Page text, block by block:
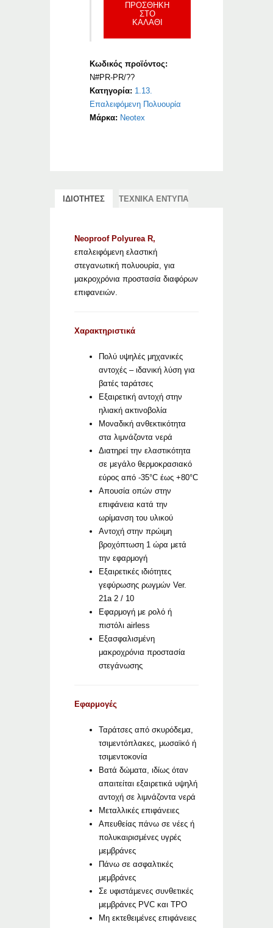
ΠΡΟΣΘΉΚΗ
ΣΤΟ
ΚΑΛΆΘΙ
Κωδικός προϊόντος:
N#PR-PR/??
Κατηγορία: 1.13.
Επαλειφόμενη Πολυουρία
Μάρκα: Neotex
ΙΔΙΟΤΗΤΕΣ ΤΕΧΝΙΚΑ ΕΝΤΥΠΑ
Neoproof Polyurea R,
επαλειφόμενη ελαστική
στεγανωτική πολυουρία, για
μακροχρόνια προστασία διαφόρων
επιφανειών.
Χαρακτηριστικά
Πολύ υψηλές μηχανικές
αντοχές – ιδανική λύση για
βατές ταράτσες
Εξαιρετική αντοχή στην
ηλιακή ακτινοβολία
Μοναδική ανθεκτικότητα
στα λιμνάζοντα νερά
Διατηρεί την ελαστικότητα
σε μεγάλο θερμοκρασιακό
εύρος από -35°C έως +80°C
Απουσία οπών στην
επιφάνεια κατά την
ωρίμανση του υλικού
Αντοχή στην πρώιμη
βροχόπτωση 1 ώρα μετά
την εφαρμογή
Εξαιρετικές ιδιότητες
γεφύρωσης ρωγμών Ver.
21a 2 / 10
Εφαρμογή με ρολό ή
πιστόλι airless
Εξασφαλισμένη
μακροχρόνια προστασία
στεγάνωσης
Εφαρμογές
Ταράτσες από σκυρόδεμα,
τσιμεντόπλακες, μωσαϊκό ή
τσιμεντοκονία
Βατά δώματα, ιδίως όταν
απαιτείται εξαιρετικά υψηλή
αντοχή σε λιμνάζοντα νερά
Μεταλλικές επιφάνειες
Απευθείας πάνω σε νέες ή
πολυκαιρισμένες υγρές
μεμβράνες
Πάνω σε ασφαλτικές
μεμβράνες
Σε υφιστάμενες συνθετικές
μεμβράνες PVC και TPO
Μη εκτεθειμένες επιφάνειες